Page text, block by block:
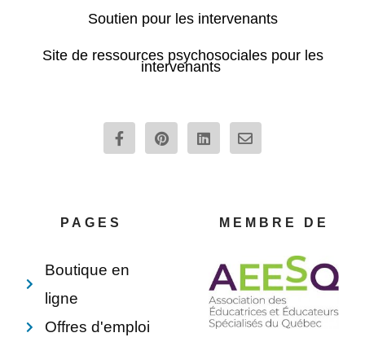
Soutien pour les intervenants
Site de ressources psychosociales pour les
intervenants
F
a
c
P
i
n
L
i
n
E
n
v
p
e
PAGES
Boutique en
ligne
Offres d'emploi
MEMBRE DE